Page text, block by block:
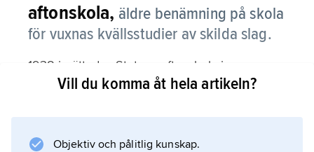
aftonskola, äldre benämning på skola
för vuxnas kvällsstudier av skilda slag.
1938 inrättades Statens aftonskola i
Stockholm, som fick filialverksamhet även på
startades s.k.
Vill du komma åt hela artikeln?
Objektiv och pålitlig kunskap.